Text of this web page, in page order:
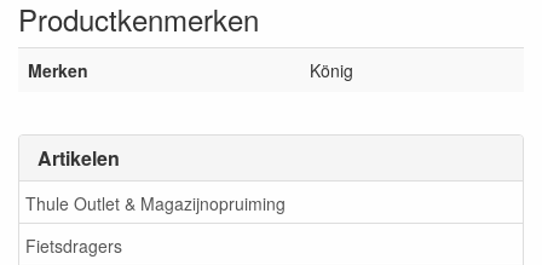
Artikelen
Thule Outlet & Magazijnopruiming
Fietsdragers
Productkenmerken
Merken König